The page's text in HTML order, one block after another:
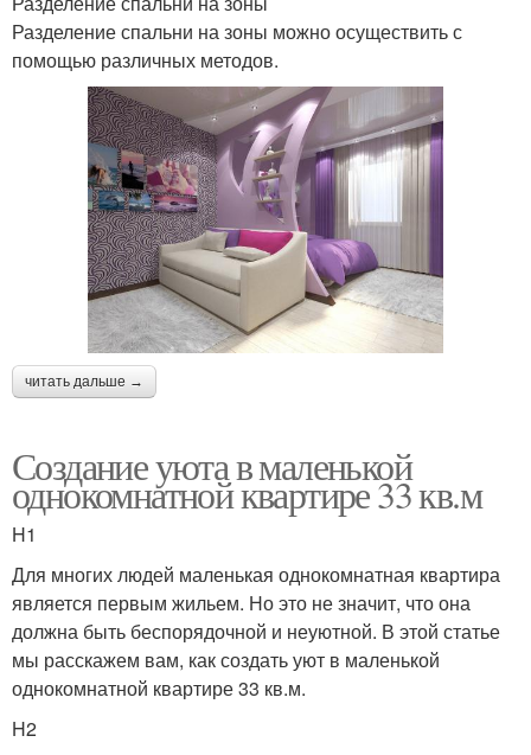
Разделение спальни на зоны можно осуществить с
помощью различных методов.
читать дальше →
Создание уюта в маленькой
однокомнатной квартире 33 кв.м
H1
Для многих людей маленькая однокомнатная квартира
является первым жильем. Но это не значит, что она
должна быть беспорядочной и неуютной. В этой статье
мы расскажем вам, как создать уют в маленькой
однокомнатной квартире 33 кв.м.
H2